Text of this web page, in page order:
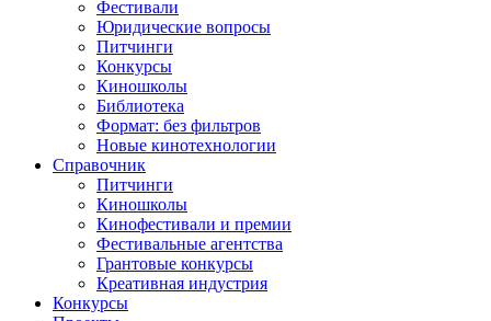
Фестивали
Юридические вопросы
Питчинги
Конкурсы
Киношколы
Библиотека
Формат: без фильтров
Новые кинотехнологии
Справочник
Питчинги
Киношколы
Кинофестивали и премии
Фестивальные агентства
Грантовые конкурсы
Креативная индустрия
Конкурсы